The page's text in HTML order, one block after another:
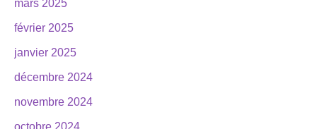
mars 2025
février 2025
janvier 2025
décembre 2024
novembre 2024